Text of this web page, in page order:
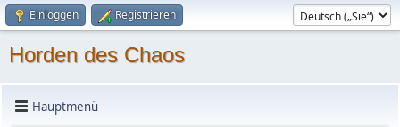
Einloggen Registrieren
Horden des Chaos
Hauptmenü